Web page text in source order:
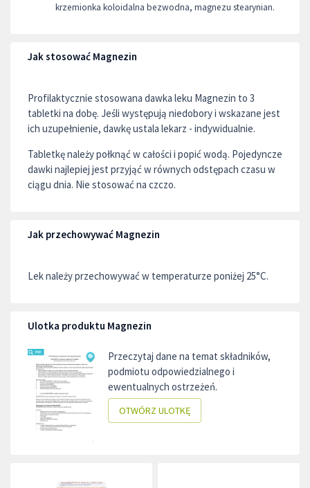
krzemionka koloidalna bezwodna, magnezu stearynian.
Jak stosować Magnezin
Profilaktycznie stosowana dawka leku Magnezin to 3
tabletki na dobę. Jeśli występują niedobory i wskazane jest
ich uzupełnienie, dawkę ustala lekarz - indywidualnie.
Tabletkę należy połknąć w całości i popić wodą. Pojedyncze
dawki najlepiej jest przyjąć w równych odstępach czasu w
ciągu dnia. Nie stosować na czczo.
Jak przechowywać Magnezin
Lek należy przechowywać w temperaturze poniżej 25°C.
Ulotka produktu Magnezin
Przeczytaj dane na temat składników,
podmiotu odpowiedzialnego i
ewentualnych ostrzeżeń.
OTWÓRZ ULOTKĘ